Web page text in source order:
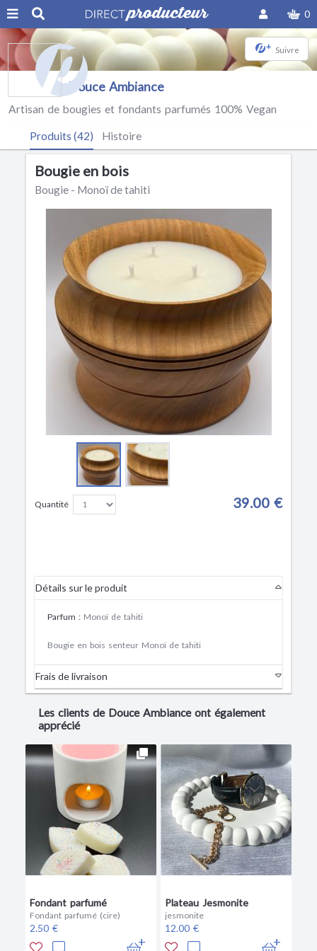
0
+ Suivre
Douce Ambiance
Artisan de bougies et fondants parfumés 100% Vegan
Produits (42) Histoire
Bougie en bois
Bougie - Monoï de tahiti
Quantité 39.00 €
Détails sur le produit
Parfum : Monoï de tahiti
Bougie en bois senteur Monoï de tahiti
Frais de livraison
Les clients de Douce Ambiance ont également
apprécié
Fondant parfumé
Fondant parfumé (cire)
2.50 €
Plateau Jesmonite
jesmonite
12.00 €